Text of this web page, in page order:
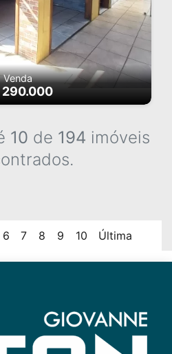
Venda
290.000
10 de 194 imóveis
6 7 8 9 10 Última